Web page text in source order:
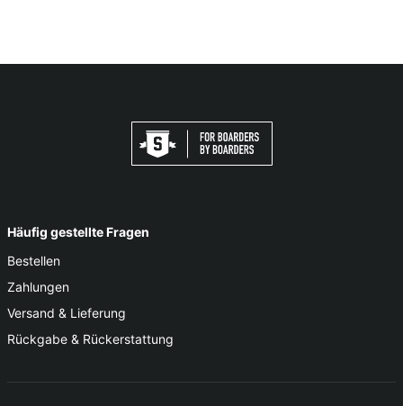
Häufig gestellte Fragen
Bestellen
Zahlungen
Versand & Lieferung
Rückgabe & Rückerstattung